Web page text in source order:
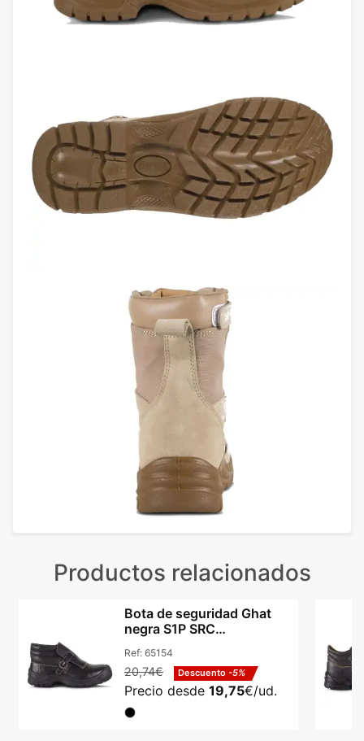
Productos relacionados
Bota de seguridad Ghat
negra S1P SRC
puntera acero
Ref: 65154
20,74€ Descuento -5%
Precio desde 19,75€/ud.